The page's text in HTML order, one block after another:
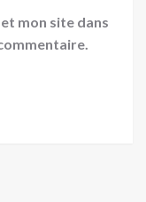
mon site dans